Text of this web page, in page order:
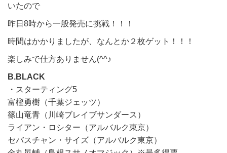
いたので
昨日8時から一般発売に挑戦！！！
時間はかかりましたが、なんとか２枚ゲット！！！
楽しみで仕方ありません(^^♪
B.BLACK
・スターティング5
富樫勇樹（千葉ジェッツ）
篠山竜青（川崎ブレイブサンダース）
ライアン・ロシター（アルバルク東京）
セバスチャン・サイズ（アルバルク東京）